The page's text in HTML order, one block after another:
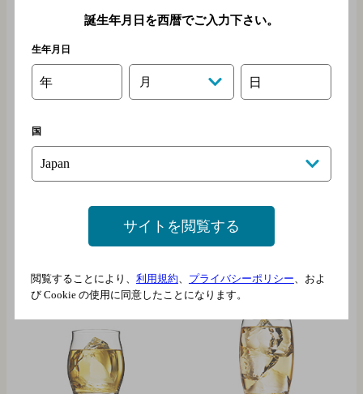
誕生年月日を西暦でご入力下さい。
生年月日
年 月 日
国
サイトを閲覧する
閲覧することにより、 利用規約 プライバシーポリシー 、およ
び Cookie の使用に同意したことになります。